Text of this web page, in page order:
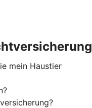
mein Haustier